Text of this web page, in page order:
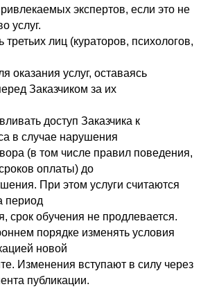
экспертов, если это не
услуг.
третьих лиц (кураторов, психологов,
оказания услуг, оставаясь
Заказчиком за их
доступ Заказчика к
в случае нарушения
(в том числе правил поведения,
оплаты) до
При этом услуги считаются
период
срок обучения не продлевается.
порядке изменять условия
новой
Изменения вступают в силу через
публикации.